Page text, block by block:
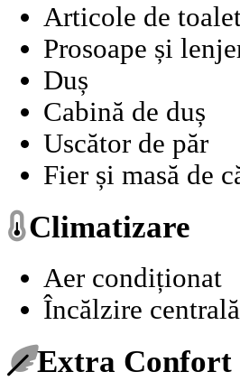
Articole de
Prosoape și
Duș
Cabină de duș
Uscător de păr
Fier și masă de
Climatizare
Aer condiționat
Încălzire centrală
Extra Confort